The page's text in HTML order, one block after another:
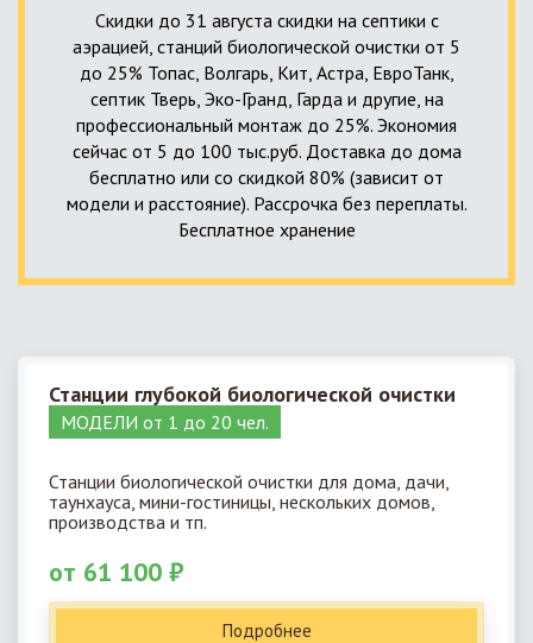
Скидки до 31 августа скидки на септики с
аэрацией, станций биологической очистки от 5
до 25% Топас, Волгарь, Кит, Астра, ЕвроТанк,
септик Тверь, Эко-Гранд, Гарда и другие, на
профессиональный монтаж до 25%. Экономия
сейчас от 5 до 100 тыс.руб. Доставка до дома
бесплатно или со скидкой 80% (зависит от
модели и расстояние). Рассрочка без переплаты.
Бесплатное хранение
Станции глубокой биологической очистки
МОДЕЛИ от 1 до 20 чел.
Станции биологической очистки для дома, дачи,
таунхауса, мини-гостиницы, нескольких домов,
производства и тп.
от 61 100 ₽
Подробнее